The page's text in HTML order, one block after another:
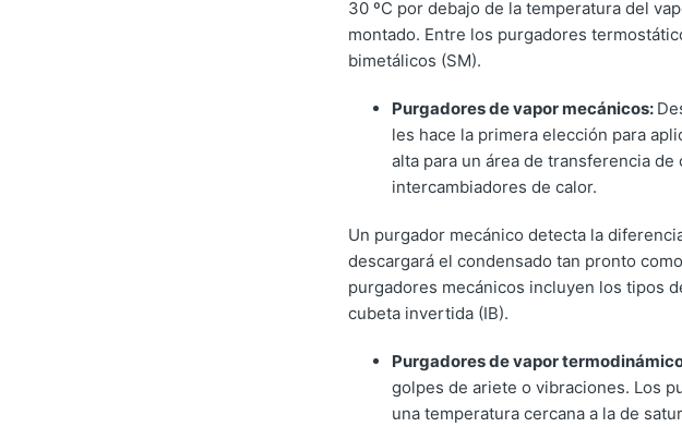
30 ºC por debajo de la temperatura del
montado. Entre los purgadores
bimetálicos (SM).
Purgadores de vapor mecánicos:
les hace la primera elección para
alta para un área de transferencia
intercambiadores de calor.
Un purgador mecánico detecta la
descargará el condensado tan pronto
purgadores mecánicos incluyen los tipos
cubeta invertida (IB).
Purgadores de vapor
golpes de ariete o vibraciones. Los
una temperatura cercana a la de